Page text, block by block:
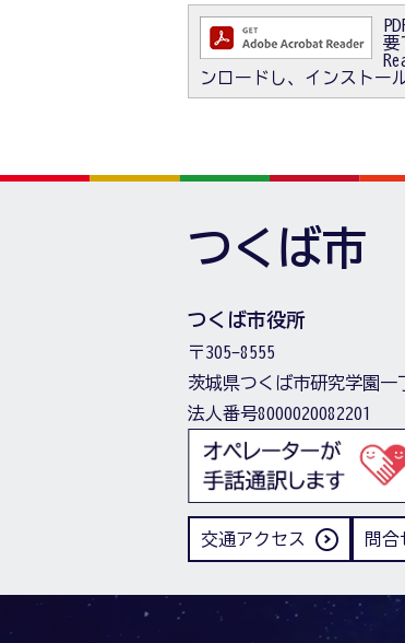
要
ンロードし、インストー
つくば市
つくば市役所
〒305-8555
茨城県つくば市研究学園一
法人番号8000020082201
交通アクセス 問